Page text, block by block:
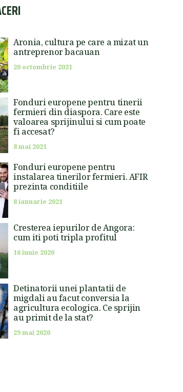
Aronia, cultura pe care a mizat un
antreprenor bacauan
20 octombrie 2021
Fonduri europene pentru tinerii
fermieri din diaspora. Care este
valoarea sprijinului si cum poate
fi accesat?
8 mai 2021
Fonduri europene pentru
instalarea tinerilor fermieri. AFIR
prezinta conditiile
8 ianuarie 2021
Cresterea iepurilor de Angora:
cum iti poti tripla profitul
16 iunie 2020
Detinatorii unei plantatii de
migdali au facut conversia la
agricultura ecologica. Ce sprijin
au primit de la stat?
29 mai 2020